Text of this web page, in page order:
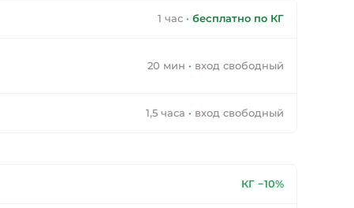
1 час · бесплатно по КГ
20 мин · вход свободный
1,5 часа · вход свободный
КГ −10%